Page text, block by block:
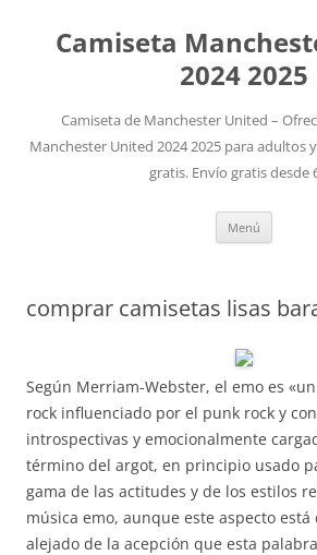
Camiseta
2024 2025
Camiseta de Manchester United –
Manchester United 2024 2025 para adultos
gratis. Envío gratis desde
Menú
comprar camisetas lisas
Según Merriam-Webster, el emo es
rock influenciado por el punk rock y
introspectivas y emocionalmente
término del argot, en principio usado
gama de las actitudes y de los estilos
música emo, aunque este aspecto está
alejado de la acepción que esta